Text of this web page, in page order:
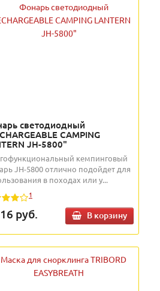
светодиодный
CAMPING
JH-5800"
кемпинговый
JH-5800 отлично подойдет для
в походах или у...
1
руб. В корзину